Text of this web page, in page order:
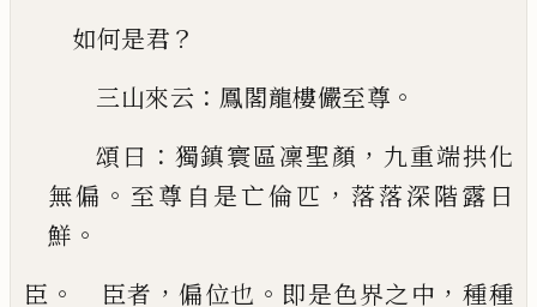
如何是君 ？
三山來云 ： 鳳閣龍樓儼至尊 。
頌曰 ： 獨鎮寰區凜聖顏 ， 九重端拱化
無偏 。 至尊自是亡倫匹 ， 落落深階露日
鮮 。
臣 。 臣者 ，偏位也 。 即是色界之中 ，種種